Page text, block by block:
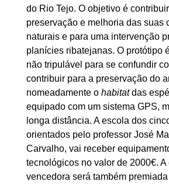
do Rio Tejo. O objetivo é
preservação e melhoria das suas
naturais e para uma intervenção
planícies ribatejanas. O protótipo
não tripulável para se confundir
contribuir para a preservação do
nomeadamente o habitatdas
equipado com um sistema GPS,
longa distância. A escola dos
orientados pelo professor José
Carvalho, vai receber
tecnológicos no valor de 2000€. A
vencedora será também